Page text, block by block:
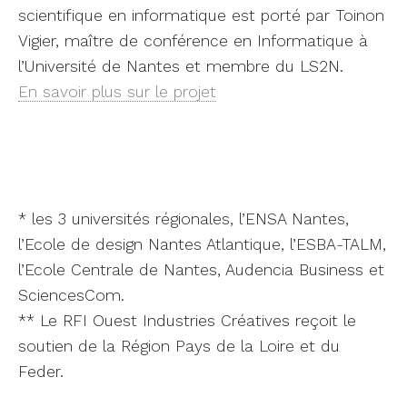
scientifique en informatique est porté par Toinon
Vigier, maître de conférence en Informatique à
l’Université de Nantes et membre du LS2N.
En savoir plus sur le projet
* les 3 universités régionales, l’ENSA Nantes,
l’Ecole de design Nantes Atlantique, l’ESBA-TALM,
l’Ecole Centrale de Nantes, Audencia Business et
SciencesCom.
** Le RFI Ouest Industries Créatives reçoit le
soutien de la Région Pays de la Loire et du
Feder.